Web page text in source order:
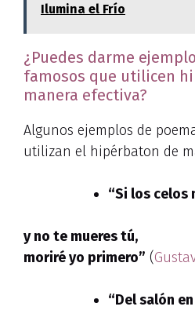
Ilumina el Frío
¿Puedes darme
famosos que utilicen
manera efectiva?
Algunos ejemplos de
utilizan el hipérbaton de
“Si los celos
y no te mueres tú,
moriré yo primero” (
“Del salón